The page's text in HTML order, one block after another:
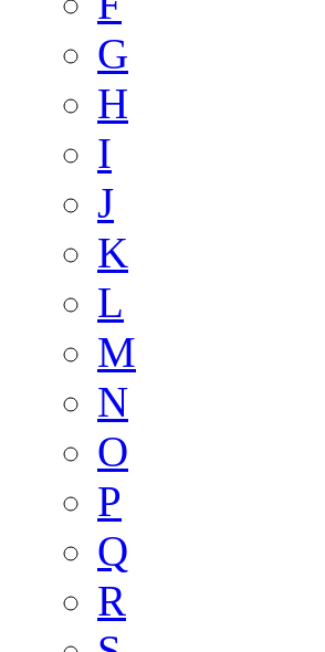
G
H
I
J
K
L
M
N
O
P
Q
R